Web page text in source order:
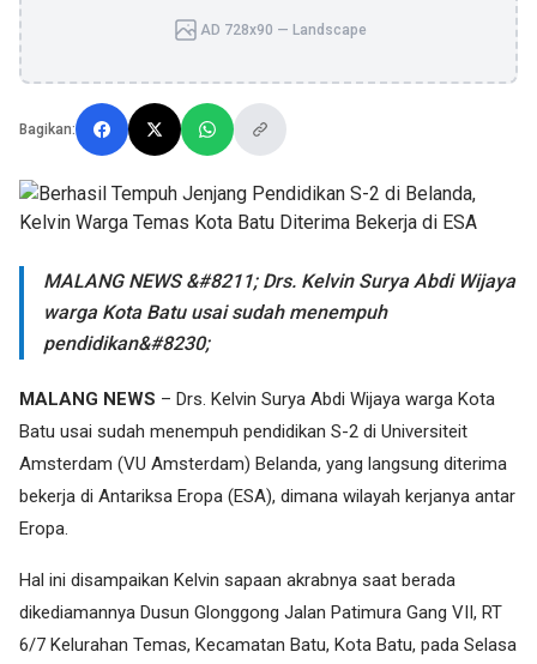
AD 728x90 — Landscape
Bagikan:
MALANG NEWS &#8211; Drs. Kelvin Surya Abdi Wijaya
warga Kota Batu usai sudah menempuh
pendidikan&#8230;
MALANG NEWS – Drs. Kelvin Surya Abdi Wijaya warga Kota
Batu usai sudah menempuh pendidikan S-2 di Universiteit
Amsterdam (VU Amsterdam) Belanda, yang langsung diterima
bekerja di Antariksa Eropa (ESA), dimana wilayah kerjanya antar
Eropa.
Hal ini disampaikan Kelvin sapaan akrabnya saat berada
dikediamannya Dusun Glonggong Jalan Patimura Gang VII, RT
6/7 Kelurahan Temas, Kecamatan Batu, Kota Batu, pada Selasa